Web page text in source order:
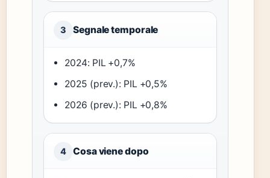
3 Segnale temporale
2024: PIL +0,7%
2025 (prev.): PIL +0,5%
2026 (prev.): PIL +0,8%
4 Cosa viene dopo